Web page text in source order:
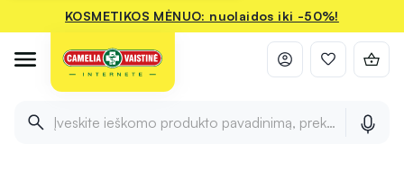
KOSMETIKOS MĖNUO: nuolaidos iki -50%!
Įveskite ieškomo produkto pavadinimą, prekės ženklą ir